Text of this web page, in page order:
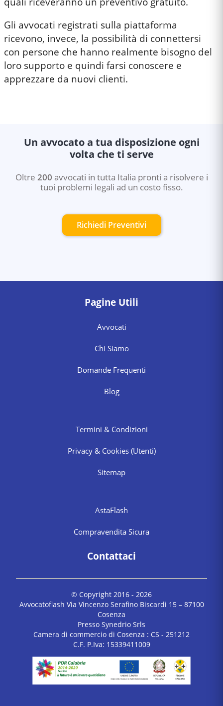
Gli avvocati registrati sulla piattaforma
ricevono, invece, la possibilità di connettersi
con persone che hanno realmente bisogno del
loro supporto e quindi farsi conoscere e
apprezzare da nuovi clienti.
Un avvocato a tua disposizione ogni
volta che ti serve
Oltre 200 avvocati in tutta Italia pronti a risolvere i
tuoi problemi legali ad un costo fisso.
Richiedi Preventivi
Pagine Utili
Avvocati
Chi Siamo
Domande Frequenti
Blog
Termini & Condizioni
Privacy & Cookies (Utenti)
Sitemap
AstaFlash
Compravendita Sicura
Contattaci
© Copyright 2016 - 2026
Avvocatoflash Via Vincenzo Serafino Biscardi 15 – 87100
Cosenza
Presso Synedrio Srls
Camera di commercio di Cosenza : CS - 251212
C.F. P.Iva: 15339411009